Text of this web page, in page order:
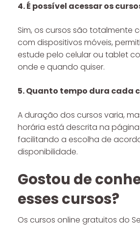
4. É possível acessar os
Sim, os cursos são totalmente
com dispositivos móveis,
estude pelo celular ou tablet
onde e quando quiser.
5. Quanto tempo dura cada
A duração dos cursos varia,
horária está descrita na
facilitando a escolha de
disponibilidade.
Gostou de
esses cursos?
Os cursos online gratuitos do